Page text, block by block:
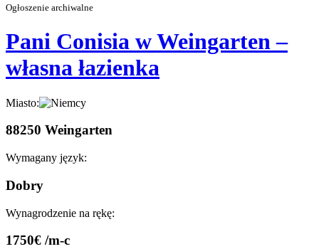
Ogłoszenie archiwalne
Pani Conisia w Weingarten –
własna łazienka
Miasto:
88250 Weingarten
Wymagany język:
Dobry
Wynagrodzenie na rękę:
1750€ /m-c